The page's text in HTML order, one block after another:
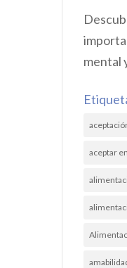
mental
aceptar